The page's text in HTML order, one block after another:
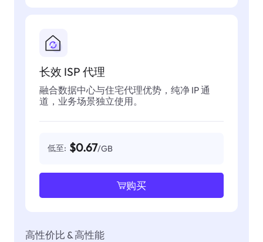
长效 ISP 代理
融合数据中心与住宅代理优势，纯净 IP 通
道，业务场景独立使用。
低至: $0.67/GB
购买
高性价比 & 高性能